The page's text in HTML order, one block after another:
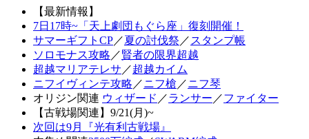
【最新情報】
7日17時~「天上劇団もぐら座」復刻開催！
サマーギフトCP／夏の討伐祭 ／ スタンプ帳
ソロモナス攻略 ／賢者の限界超越
超越マリアテレサ ／超越カイム
ニフイヴィンテ攻略 ／ニフ槍 ／ニフ琴
オリジン関連 ウィザード ／ランサー ／ファイター
【古戦場関連】9/21(月)~
次回は9月『光有利古戦場』